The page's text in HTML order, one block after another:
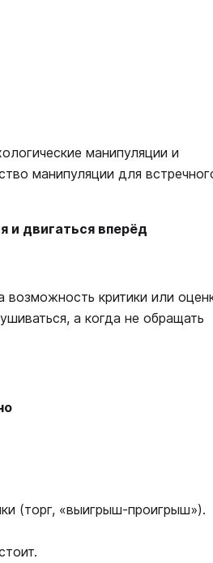
манипуляции и
манипуляции для
и двигаться вперёд
критики или
а когда не обращать
(торг, «выигрыш-проигрыш»).